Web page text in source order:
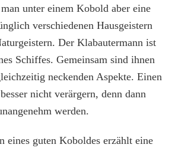
unter einem Kobold aber eine
verschiedenen Hausgeistern
Der Klabautermann ist
Schiffes. Gemeinsam sind ihnen
neckenden Aspekte. Einen
nicht verärgern, denn dann
werden.
eines guten Koboldes erzählt eine